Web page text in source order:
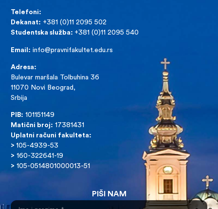
Telefoni:
Dekanat: +381 (0)11 2095 502
Studentska služba: +381 (0)11 2095 540
Email: info@pravnifakultet.edu.rs
Adresa:
Bulevar maršala Tolbuhina 36
11070 Novi Beograd,
Srbija
PIB: 101151149
Matični broj: 17381431
Uplatni računi fakulteta:
>105-4939-53
> 160-322641-19
> 105-0514801000013-51
PIŠI NAM